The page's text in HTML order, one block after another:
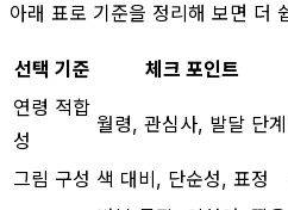
아래 표로 기준을 정리해 보면 더
선택 기준 체크 포인트
연령 적합
성
월령, 관심사, 발달 단계
그림 구성 색 대비, 단순성, 표정